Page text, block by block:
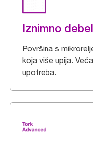
Iznimno
Površina s
koja više upija.
upotreba.